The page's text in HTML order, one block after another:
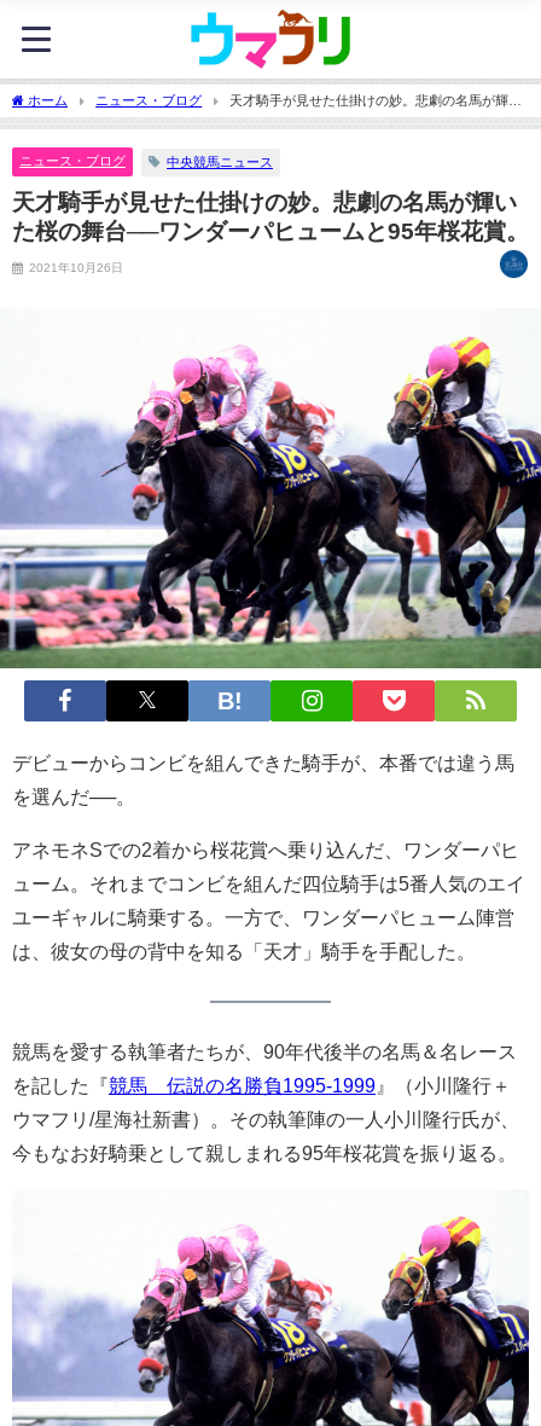
ホーム ニュース・ブログ
天才騎手が見せた仕掛けの妙。悲劇の名馬が輝い
た桜の舞台──ワンダーパヒュームと95年桜花賞。
ニュース・ブログ 中央競馬ニュース
天才騎手が見せた仕掛けの妙。悲劇の名馬が輝い
た桜の舞台──ワンダーパヒュームと95年桜花賞。
2021年10月26日
デビューからコンビを組んできた騎手が、本番では違う馬
を選んだ──。
アネモネSでの2着から桜花賞へ乗り込んだ、ワンダーパヒ
ューム。それまでコンビを組んだ四位騎手は5番人気のエイ
ユーギャルに騎乗する。一方で、ワンダーパヒューム陣営
は、彼女の母の背中を知る「天才」騎手を手配した。
競馬を愛する執筆者たちが、90年代後半の名馬＆名レース
を記した『競馬 伝説の名勝負1995-1999 』（小川隆行＋
ウマフリ/星海社新書）。その執筆陣の一人小川隆行氏が、
今もなお好騎乗として親しまれる95年桜花賞を振り返る。